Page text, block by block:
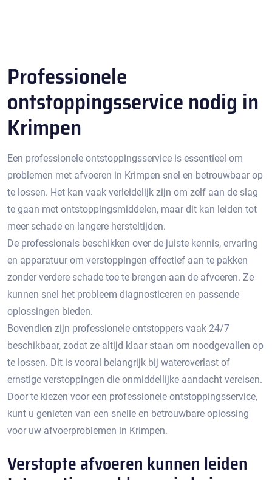
Professionele
ontstoppingsservice nodig in
Krimpen
Een professionele ontstoppingsservice is essentieel om
problemen met afvoeren in Krimpen snel en betrouwbaar op
te lossen.​ Het kan vaak verleidelijk zijn om zelf aan de slag
te gaan met ontstoppingsmiddelen, maar dit kan leiden tot
meer schade en langere hersteltijden.​
De professionals beschikken over de juiste kennis, ervaring
en apparatuur om verstoppingen effectief aan te pakken
zonder verdere schade toe te brengen aan de afvoeren.​ Ze
kunnen snel het probleem diagnosticeren en passende
oplossingen bieden.
Bovendien zijn professionele ontstoppers vaak 24/7
beschikbaar, zodat ze altijd klaar staan om noodgevallen op
te lossen.​ Dit is vooral belangrijk bij wateroverlast of
ernstige verstoppingen die onmiddellijke aandacht vereisen.​
Door te kiezen voor een professionele ontstoppingsservice,
kunt u genieten van een snelle en betrouwbare oplossing
voor uw afvoerproblemen in Krimpen.​
Verstopte afvoeren kunnen leiden